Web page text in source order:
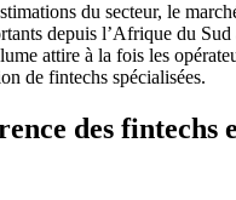
du secteur, le
depuis l’Afrique du
attire à la fois les
de fintechs spécialisées.
des fintechs